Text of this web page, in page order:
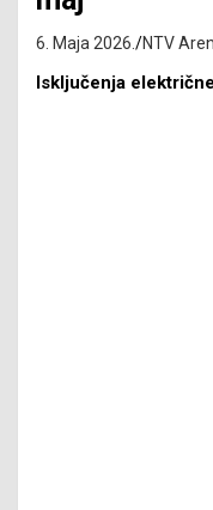
6. Maja 2026. NTV
Isključenja